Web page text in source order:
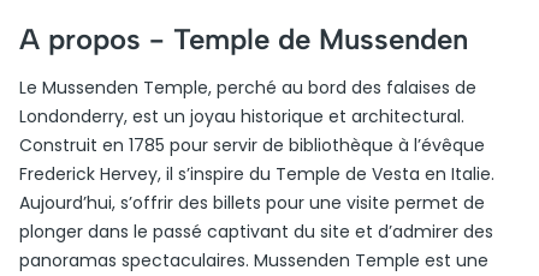
A propos - Temple de Mussenden
Le Mussenden Temple, perché au bord des falaises de
Londonderry, est un joyau historique et architectural.
Construit en 1785 pour servir de bibliothèque à l’évêque
Frederick Hervey, il s’inspire du Temple de Vesta en Italie.
Aujourd’hui, s’offrir des billets pour une visite permet de
plonger dans le passé captivant du site et d’admirer des
panoramas spectaculaires. Mussenden Temple est une